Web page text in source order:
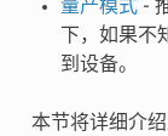
量产模式-
下，如果
到设备。
本节将详细介